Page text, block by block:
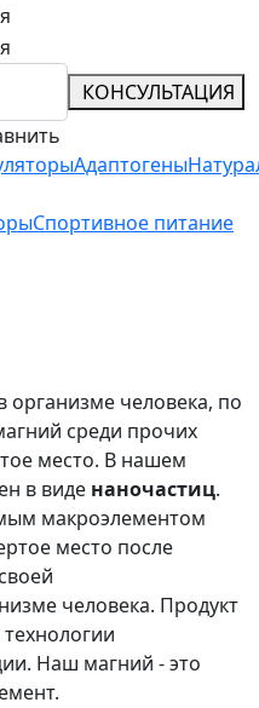
КОНСУЛЬТАЦИЯ
Адаптогены
Спортивное питание
организме человека, по
среди прочих
место. В нашем
в виде наночастиц.
макроэлементом
место после
человека. Продукт
Наш магний - это